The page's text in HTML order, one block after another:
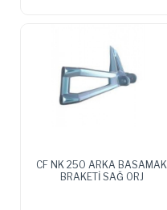
CF NK 250 ARKA BASAMAK
BRAKETİ SAĞ ORJ